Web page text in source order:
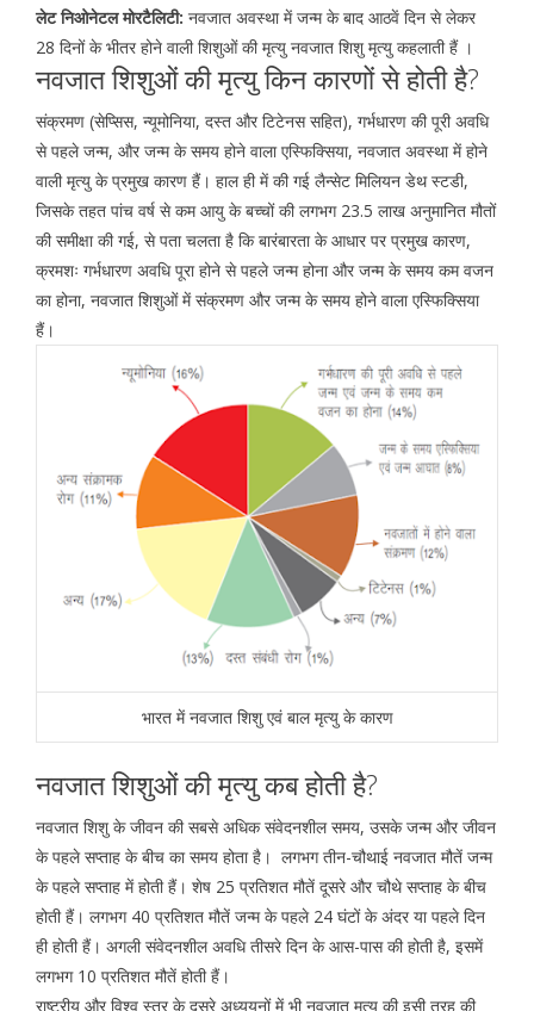
लेट निओनेटल मोरटैलिटी: नवजात अवस्था में जन्म के बाद आठवें दिन से लेकर
28 दिनों के भीतर होने वाली शिशुओं की मृत्यु नवजात शिशु मृत्यु कहलाती हैं ।
नवजात शिशुओं की मृत्यु किन कारणों से होती है?
संक्रमण (सेप्सिस, न्यूमोनिया, दस्त और टिटेनस सहित), गर्भधारण की पूरी अवधि
से पहले जन्म, और जन्म के समय होने वाला एस्फिक्सिया, नवजात अवस्था में होने
वाली मृत्यु के प्रमुख कारण हैं। हाल ही में की गई लैन्सेट मिलियन डेथ स्टडी,
जिसके तहत पांच वर्ष से कम आयु के बच्चों की लगभग 23.5 लाख अनुमानित मौतों
की समीक्षा की गई, से पता चलता है कि बारंबारता के आधार पर प्रमुख कारण,
क्रमशः गर्भधारण अवधि पूरा होने से पहले जन्म होना और जन्म के समय कम वजन
का होना, नवजात शिशुओं में संक्रमण और जन्म के समय होने वाला एस्फिक्सिया
हैं।
भारत में नवजात शिशु एवं बाल मृत्यु के कारण
नवजात शिशुओं की मृत्यु कब होती है?
नवजात शिशु के जीवन की सबसे अधिक संवेदनशील समय, उसके जन्म और जीवन
के पहले सप्ताह के बीच का समय होता है। लगभग तीन-चौथाई नवजात मौतें जन्म
के पहले सप्ताह में होती हैं। शेष 25 प्रतिशत मौतें दूसरे और चौथे सप्ताह के बीच
होती हैं। लगभग 40 प्रतिशत मौतें जन्म के पहले 24 घंटों के अंदर या पहले दिन
ही होती हैं। अगली संवेदनशील अवधि तीसरे दिन के आस-पास की होती है, इसमें
लगभग 10 प्रतिशत मौतें होती हैं।
राष्ट्रीय और विश्व स्तर के दूसरे अध्ययनों में भी नवजात मृत्यु की इसी तरह की